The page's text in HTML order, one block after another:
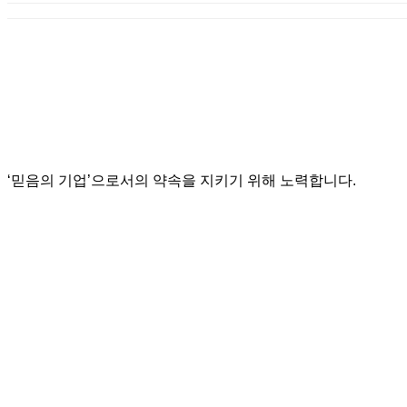
‘믿음의 기업’으로서의 약속을 지키기 위해 노력합니다.